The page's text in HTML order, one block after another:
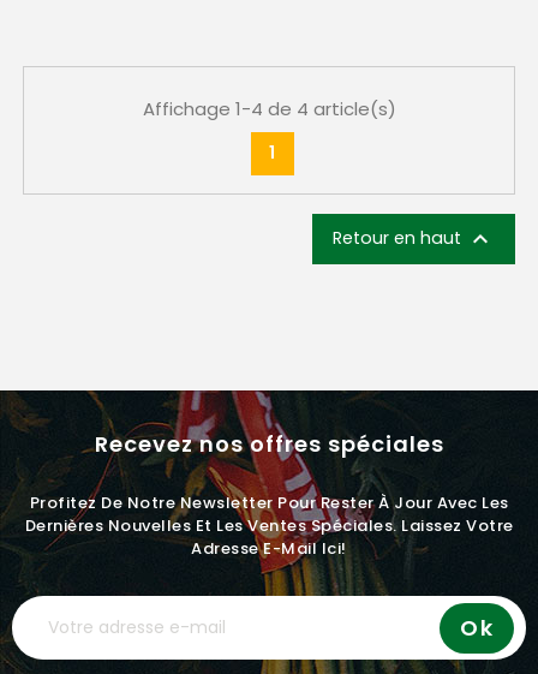
Affichage 1-4 de 4 article(s)
1
Retour en haut 
Recevez nos offres spéciales
Profitez De Notre Newsletter Pour Rester À Jour Avec Les
Dernières Nouvelles Et Les Ventes Spéciales. Laissez Votre
Adresse E-Mail Ici!